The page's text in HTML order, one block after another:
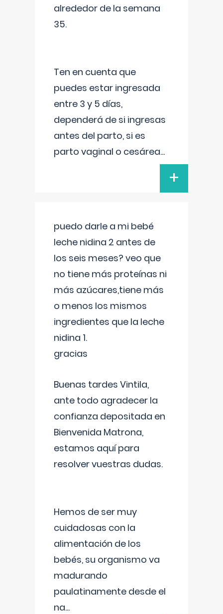
alrededor de la semana
35.
Ten en cuenta que
puedes estar ingresada
entre 3 y 5 días,
dependerá de si ingresas
antes del parto, si es
parto vaginal o cesárea...
+
puedo darle a mi bebé
leche nidina 2 antes de
los seis meses? veo que
no tiene más proteínas ni
más azúcares,tiene más
o menos los mismos
ingredientes que la leche
nidina 1.
gracias
Buenas tardes Vintila,
ante todo agradecer la
confianza depositada en
Bienvenida Matrona,
estamos aquí para
resolver vuestras dudas.
Hemos de ser muy
cuidadosas con la
alimentación de los
bebés, su organismo va
madurando
paulatinamente desde el
na...